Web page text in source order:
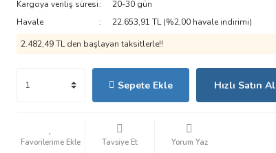
Kargoya veriliş süresi
20-30 gün
Havale
22.653,91 TL (%2,00 havale indirimi)
2.482,49 TL den başlayan taksitlerle!!
Sepete Ekle Hızlı Satın Al
Tavsiye Et Yorum Yaz